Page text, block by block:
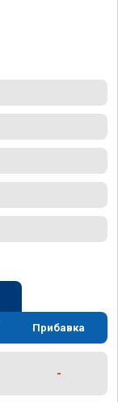
Прибавка
-